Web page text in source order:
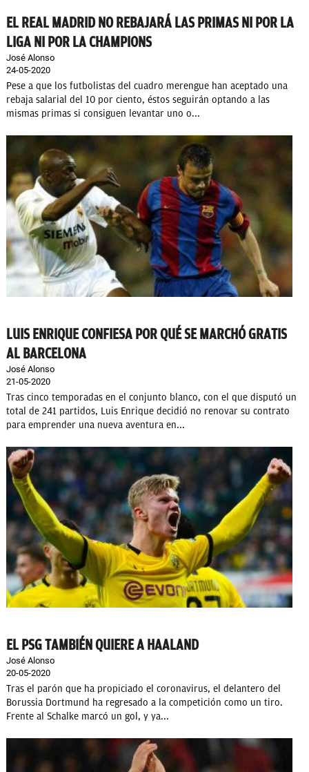
EL REAL MADRID NO REBAJARÁ LAS PRIMAS NI POR LA
LIGA NI POR LA CHAMPIONS
José Alonso
24-05-2020
Pese a que los futbolistas del cuadro merengue han aceptado una
rebaja salarial del 10 por ciento, éstos seguirán optando a las
mismas primas si consiguen levantar uno o...
LUIS ENRIQUE CONFIESA POR QUÉ SE MARCHÓ GRATIS
AL BARCELONA
José Alonso
21-05-2020
Tras cinco temporadas en el conjunto blanco, con el que disputó un
total de 241 partidos, Luis Enrique decidió no renovar su contrato
para emprender una nueva aventura en...
EL PSG TAMBIÉN QUIERE A HAALAND
José Alonso
20-05-2020
Tras el parón que ha propiciado el coronavirus, el delantero del
Borussia Dortmund ha regresado a la competición como un tiro.
Frente al Schalke marcó un gol, y ya...